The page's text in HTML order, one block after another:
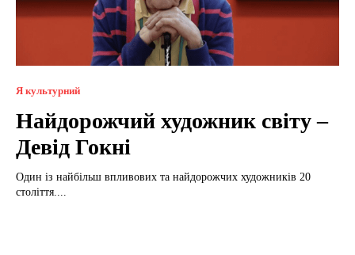
Я культурний
Найдорожчий художник світу –
Девід Гокні
Один із найбільш впливових та найдорожчих художників 20
століття....